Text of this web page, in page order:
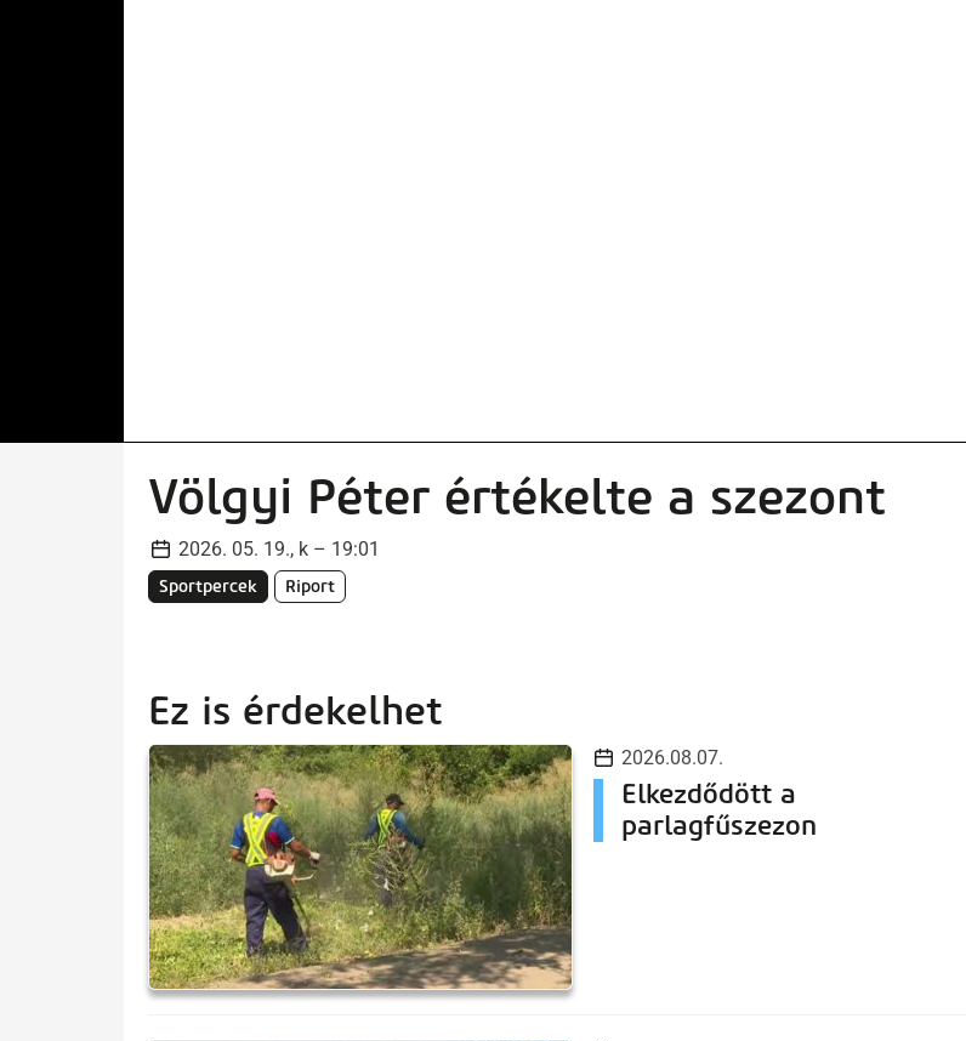
Völgyi Péter értékelte a szezont
2026. 05. 19., k – 19:01
Sportpercek Riport
Ez is érdekelhet
2026.08.07.
Elkezdődött a
parlagfűszezon